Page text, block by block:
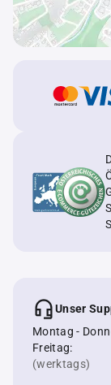
Unser
Montag -
Freitag:
(werktags)